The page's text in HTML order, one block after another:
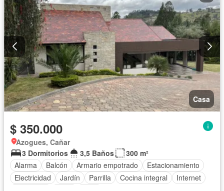
Casa
$ 350.000
Azogues, Cañar
3 Dormitorios
3,5 Baños
300 m²
Alarma
Balcón Armario empotrado
Estacionamiento
Electricidad
Jardín Parrilla Cocina integral
Internet